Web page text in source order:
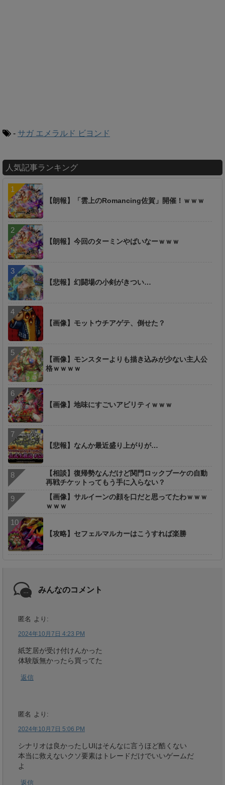
- サガ エメラルド ビヨンド
人気記事ランキング
【朗報】「雲上のRomancing佐賀」開催！ｗｗｗ
【朗報】今回のターミンやばいなーｗｗｗ
【悲報】幻闘場の小剣がきつい…
【画像】モットウチアゲテ、倒せた？
【画像】モンスターよりも描き込みが少ない主人公
格ｗｗｗｗ
【画像】地味にすごいアビリティｗｗｗ
【悲報】なんか最近盛り上がりが…
【相談】復帰勢なんだけど関門ロックブーケの自動
再戦チケットってもう手に入らない？
【画像】サルイーンの顔を口だと思ってたわｗｗｗ
ｗｗｗ
【攻略】セフェルマルカーはこうすれば楽勝
みんなのコメント
匿名 より:
2024年10月7日 4:23 PM
紙芝居が受け付けんかった
体験版無かったら買ってた
返信
匿名 より:
2024年10月7日 5:06 PM
シナリオは良かったしUIはそんなに言うほど酷くない
本当に救えないクソ要素はトレードだけでいいゲームだ
よ
返信